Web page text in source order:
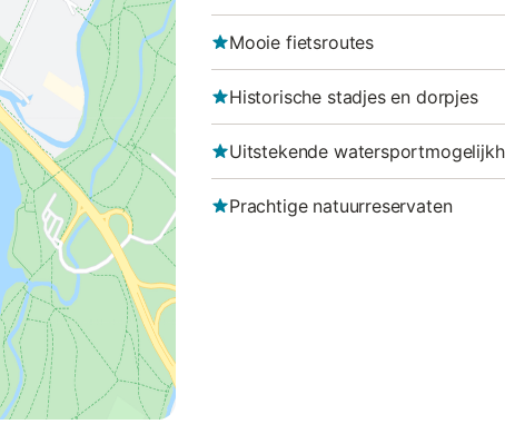
Mooie fietsroutes
Historische stadjes en dorpjes
Uitstekende
Prachtige natuurreservaten